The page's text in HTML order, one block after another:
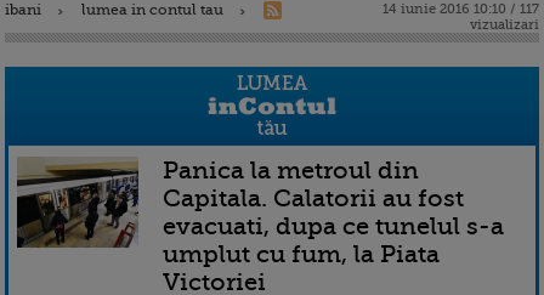
ibani lumea in contul tau
14 iunie 2016 10:10 / 117
vizualizari
Panica la metroul din
Capitala. Calatorii au fost
evacuati, dupa ce tunelul s-a
umplut cu fum, la Piata
Victoriei